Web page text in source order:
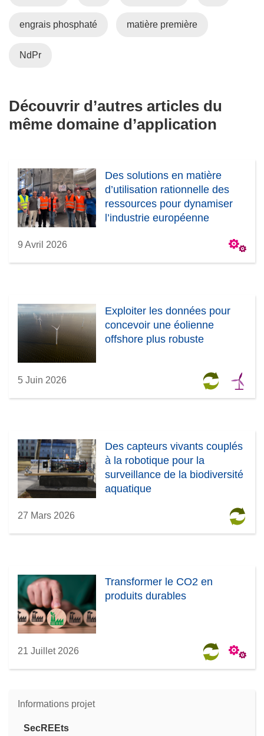
engrais phosphaté matière première
NdPr
Découvrir d’autres articles du
même domaine d’application
Des solutions en matière
d’utilisation rationnelle des
ressources pour dynamiser
l’industrie européenne
9 Avril 2026
Exploiter les données pour
concevoir une éolienne
offshore plus robuste
5 Juin 2026
Des capteurs vivants couplés
à la robotique pour la
surveillance de la biodiversité
aquatique
27 Mars 2026
Transformer le CO2 en
produits durables
21 Juillet 2026
Informations projet
SecREEts